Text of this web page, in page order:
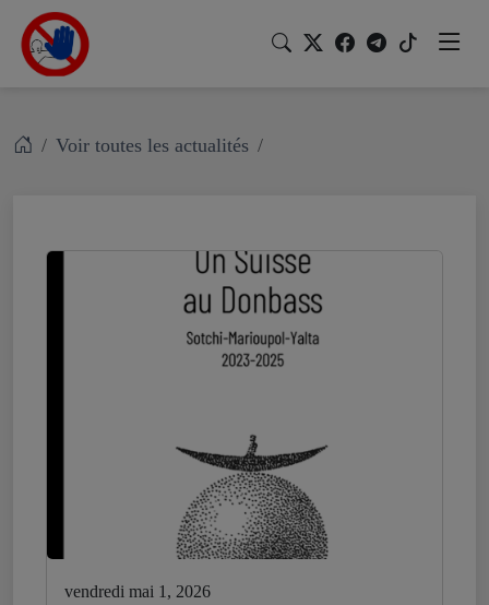
Voir toutes les actualités
vendredi mai 1, 2026